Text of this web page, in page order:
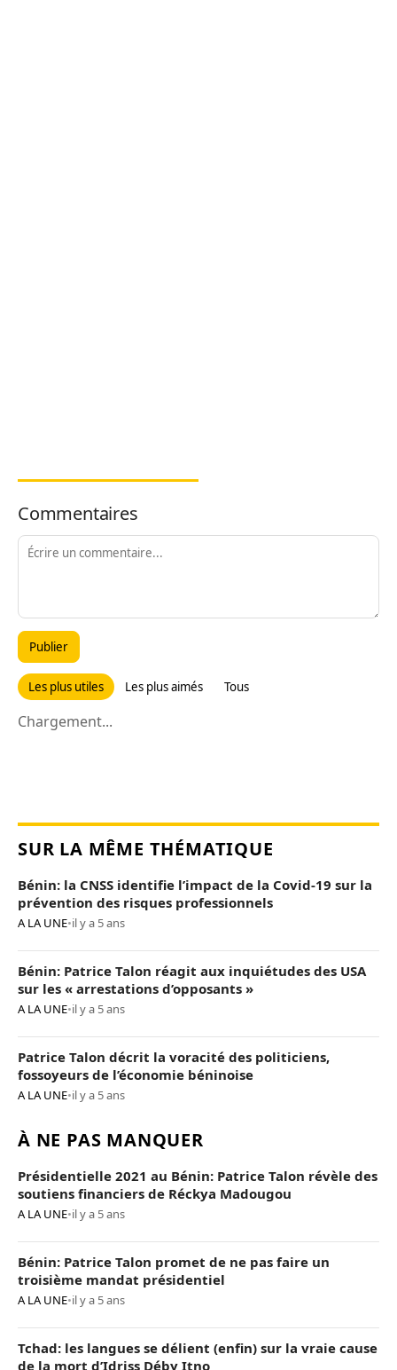
Commentaires
Publier
Les plus utiles Les plus aimés Tous
Chargement...
SUR LA MÊME THÉMATIQUE
Bénin: la CNSS identifie l’impact de la Covid-19 sur la
prévention des risques professionnels
A LA UNE•il y a 5 ans
Bénin: Patrice Talon réagit aux inquiétudes des USA
sur les « arrestations d’opposants »
A LA UNE•il y a 5 ans
Patrice Talon décrit la voracité des politiciens,
fossoyeurs de l’économie béninoise
A LA UNE•il y a 5 ans
À NE PAS MANQUER
Présidentielle 2021 au Bénin: Patrice Talon révèle des
soutiens financiers de Réckya Madougou
A LA UNE•il y a 5 ans
Bénin: Patrice Talon promet de ne pas faire un
troisième mandat présidentiel
A LA UNE•il y a 5 ans
Tchad: les langues se délient (enfin) sur la vraie cause
de la mort d’Idriss Déby Itno